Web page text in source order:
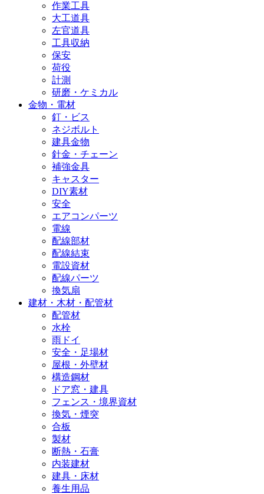
作業工具
大工道具
左官道具
工具収納
保安
荷役
計測
研磨・ケミカル
金物・電材
釘・ビス
ネジボルト
建具金物
針金・チェーン
補強金具
キャスター
DIY素材
安全
エアコンパーツ
電線
配線部材
配線結束
電設資材
配線パーツ
換気扇
建材・木材・配管材
配管材
水栓
雨ドイ
安全・足場材
屋根・外壁材
構造鋼材
ドア窓・建具
フェンス・境界資材
換気・煙突
合板
製材
断熱・石膏
内装建材
建具・床材
養生用品